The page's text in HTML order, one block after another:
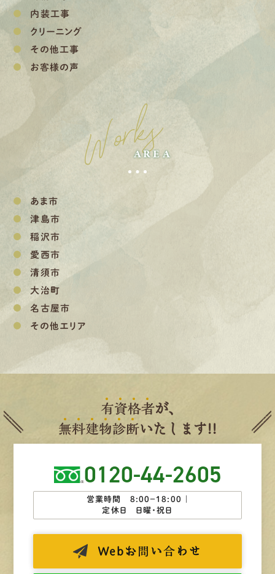
内装工事
クリーニング
その他工事
お客様の声
Works
AREA
あま市
津島市
稲沢市
愛西市
清須市
大治町
名古屋市
その他エリア
有資格者が、
無料建物診断いたします!!
0120-44-2605
営業時間 8:00−18:00 ｜
定休日 日曜・祝日
Web お問い合わせ